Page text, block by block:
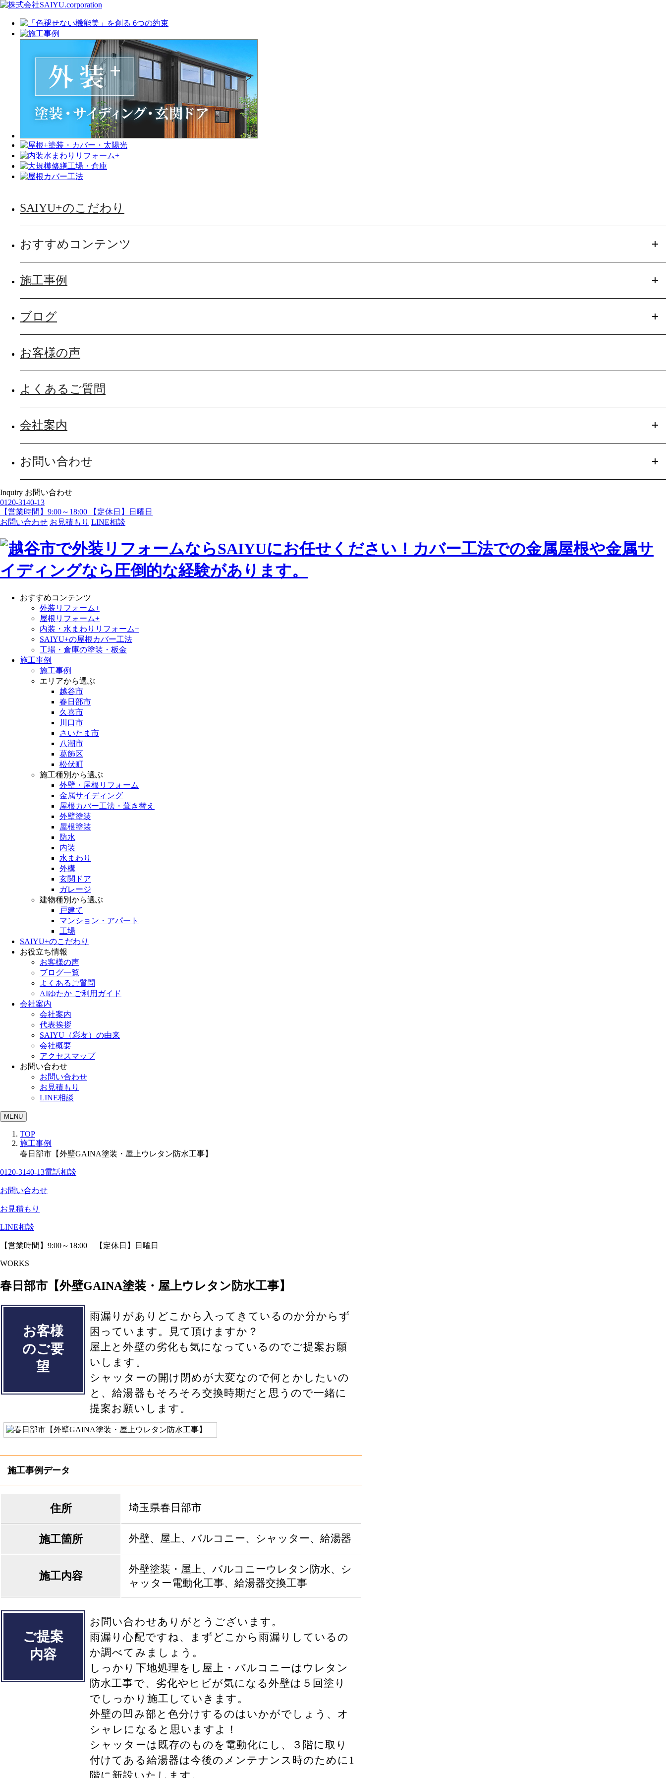
SAIYU+のこだわり
おすすめコンテンツ
施工事例
ブログ
お客様の声
よくあるご質問
会社案内
お問い合わせ
Inquiry お問い合わせ
0120-3140-13
【営業時間】9:00～18:00 【定休日】日曜日
お問い合わせ お見積もり LINE相談
おすすめコンテンツ
外装リフォーム+
屋根リフォーム+
内装・水まわりリフォーム+
SAIYU+の屋根カバー工法
工場・倉庫の塗装・板金
施工事例
施工事例
エリアから選ぶ
越谷市
春日部市
久喜市
川口市
さいたま市
八潮市
葛飾区
松伏町
施工種別から選ぶ
外壁・屋根リフォーム
金属サイディング
屋根カバー工法・葺き替え
外壁塗装
屋根塗装
防水
内装
水まわり
外構
玄関ドア
ガレージ
建物種別から選ぶ
戸建て
マンション・アパート
工場
SAIYU+のこだわり
お役立ち情報
お客様の声
ブログ一覧
よくあるご質問
AIゆたか ご利用ガイド
会社案内
会社案内
代表挨拶
SAIYU（彩友）の由来
会社概要
アクセスマップ
お問い合わせ
お問い合わせ
お見積もり
LINE相談
MENU
TOP
施工事例
春日部市【外壁GAINA塗装・屋上ウレタン防水工事】
0120-3140-13電話相談
お問い合わせ
お見積もり
LINE相談
【営業時間】9:00～18:00 【定休日】日曜日
WORKS
春日部市【外壁GAINA塗装・屋上ウレタン防水工事】
お客様
のご要
望
雨漏りがありどこから入ってきているのか分からず
困っています。見て頂けますか？
屋上と外壁の劣化も気になっているのでご提案お願
いします。
シャッターの開け閉めが大変なので何とかしたいの
と、給湯器もそろそろ交換時期だと思うので一緒に
提案お願いします。
施工事例データ
住所 埼玉県春日部市
施工箇所 外壁、屋上、バルコニー、シャッター、給湯器
施工内容
外壁塗装・屋上、バルコニーウレタン防水、シ
ャッター電動化工事、給湯器交換工事
ご提案
内容
お問い合わせありがとうございます。
雨漏り心配ですね、まずどこから雨漏りしているの
か調べてみましょう。
しっかり下地処理をし屋上・バルコニーはウレタン
防水工事で、劣化やヒビが気になる外壁は５回塗り
でしっかり施工していきます。
外壁の凹み部と色分けするのはいかがでしょう、オ
シャレになると思いますよ！
シャッターは既存のものを電動化にし、３階に取り
付けてある給湯器は今後のメンテナンス時のために1
階に新設いたします。